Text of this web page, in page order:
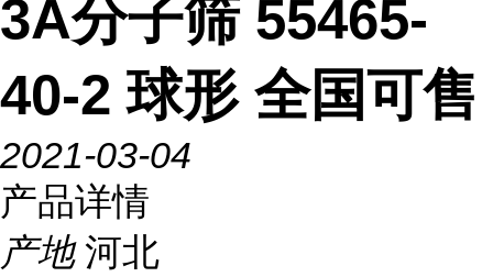
3A分子筛 55465-
40-2 球形 全国可售
2021-03-04
产品详情
产地 河北